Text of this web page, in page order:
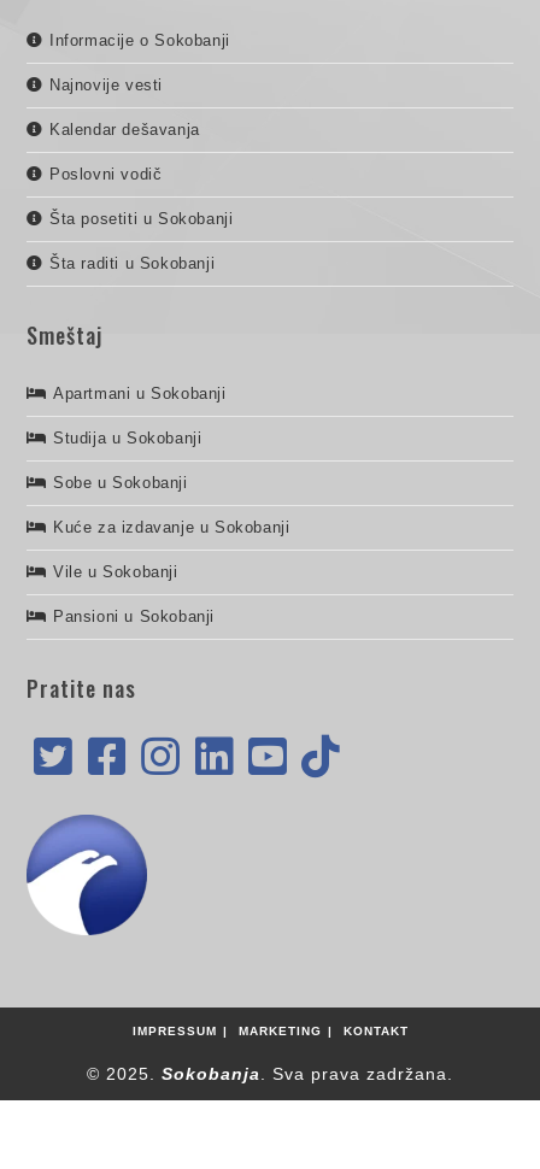
Informacije o Sokobanji
Najnovije vesti
Kalendar dešavanja
Poslovni vodič
Šta posetiti u Sokobanji
Šta raditi u Sokobanji
Smeštaj
Apartmani u Sokobanji
Studija u Sokobanji
Sobe u Sokobanji
Kuće za izdavanje u Sokobanji
Vile u Sokobanji
Pansioni u Sokobanji
Pratite nas
IMPRESSUM MARKETING KONTAKT
© 2025. Sokobanja. Sva prava zadržana.